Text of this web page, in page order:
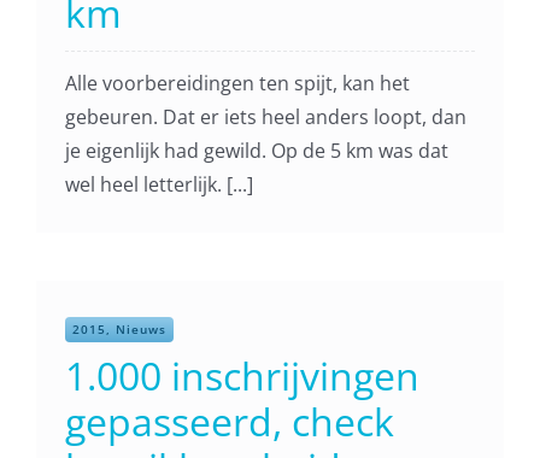
km
Alle voorbereidingen ten spijt, kan het
gebeuren. Dat er iets heel anders loopt, dan
je eigenlijk had gewild. Op de 5 km was dat
wel heel letterlijk. [...]
2015, Nieuws
1.000 inschrijvingen
gepasseerd, check